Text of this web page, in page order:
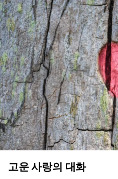
고운 사랑의 대화